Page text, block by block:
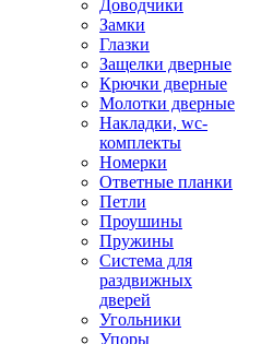
Доводчики
Замки
Глазки
Защелки дверные
Крючки дверные
Молотки дверные
Накладки, wc-
комплекты
Номерки
Ответные планки
Петли
Проушины
Пружины
Система для
раздвижных
дверей
Угольники
Упоры